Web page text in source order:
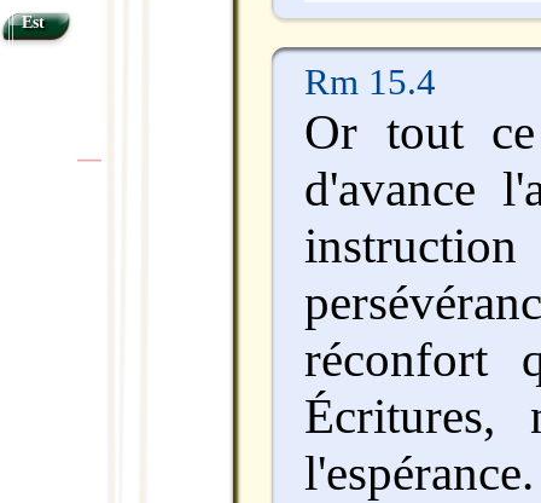
Rm 15.4
Or tout
d'avance
réconfort
Écritures,
l'espérance.
Est